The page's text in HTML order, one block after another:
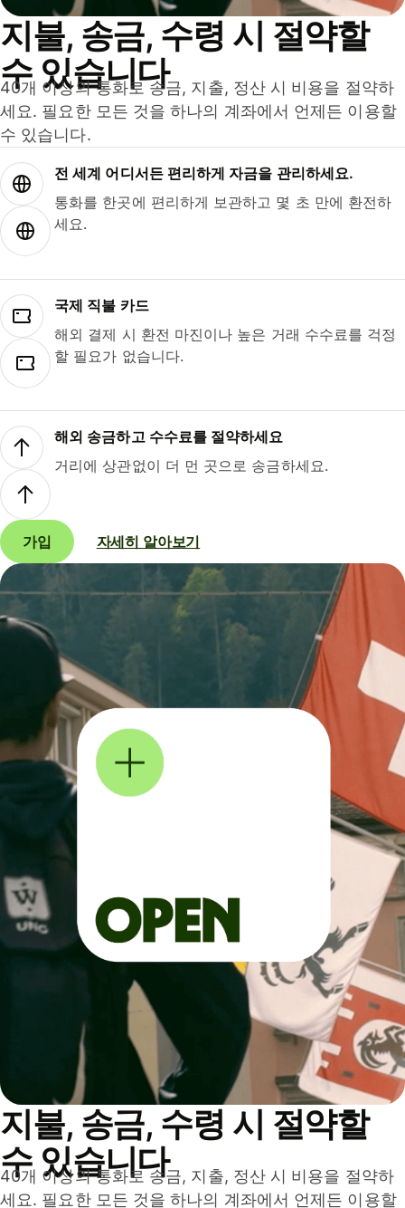
지불, 송금, 수령 시 절약할
수 있습니다
40개 이상의 통화로 송금, 지출, 정산 시 비용을 절약하
세요. 필요한 모든 것을 하나의 계좌에서 언제든 이용할
수 있습니다.
전 세계 어디서든 편리하게 자금을 관리하세요.
통화를 한곳에 편리하게 보관하고 몇 초 만에 환전하
세요.
국제 직불 카드
해외 결제 시 환전 마진이나 높은 거래 수수료를 걱정
할 필요가 없습니다.
해외 송금하고 수수료를 절약하세요
거리에 상관없이 더 먼 곳으로 송금하세요.
가입 자세히 알아보기
지불, 송금, 수령 시 절약할
수 있습니다
40개 이상의 통화로 송금, 지출, 정산 시 비용을 절약하
세요. 필요한 모든 것을 하나의 계좌에서 언제든 이용할